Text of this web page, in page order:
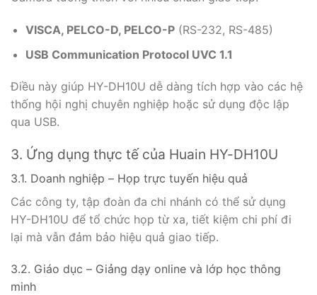
VISCA, PELCO-D, PELCO-P(RS-232, RS-485)
USB Communication Protocol UVC 1.1
Điều này giúp HY-DH10U dễ dàng tích hợp vào các hệ
thống hội nghị chuyên nghiệp hoặc sử dụng độc lập
qua USB.
3. Ứng dụng thực tế của Huain HY-DH10U
3.1. Doanh nghiệp – Họp trực tuyến hiệu quả
Các công ty, tập đoàn đa chi nhánh có thể sử dụng
HY-DH10U để tổ chức họp từ xa, tiết kiệm chi phí đi
lại mà vẫn đảm bảo hiệu quả giao tiếp.
3.2. Giáo dục – Giảng dạy online và lớp học thông
minh